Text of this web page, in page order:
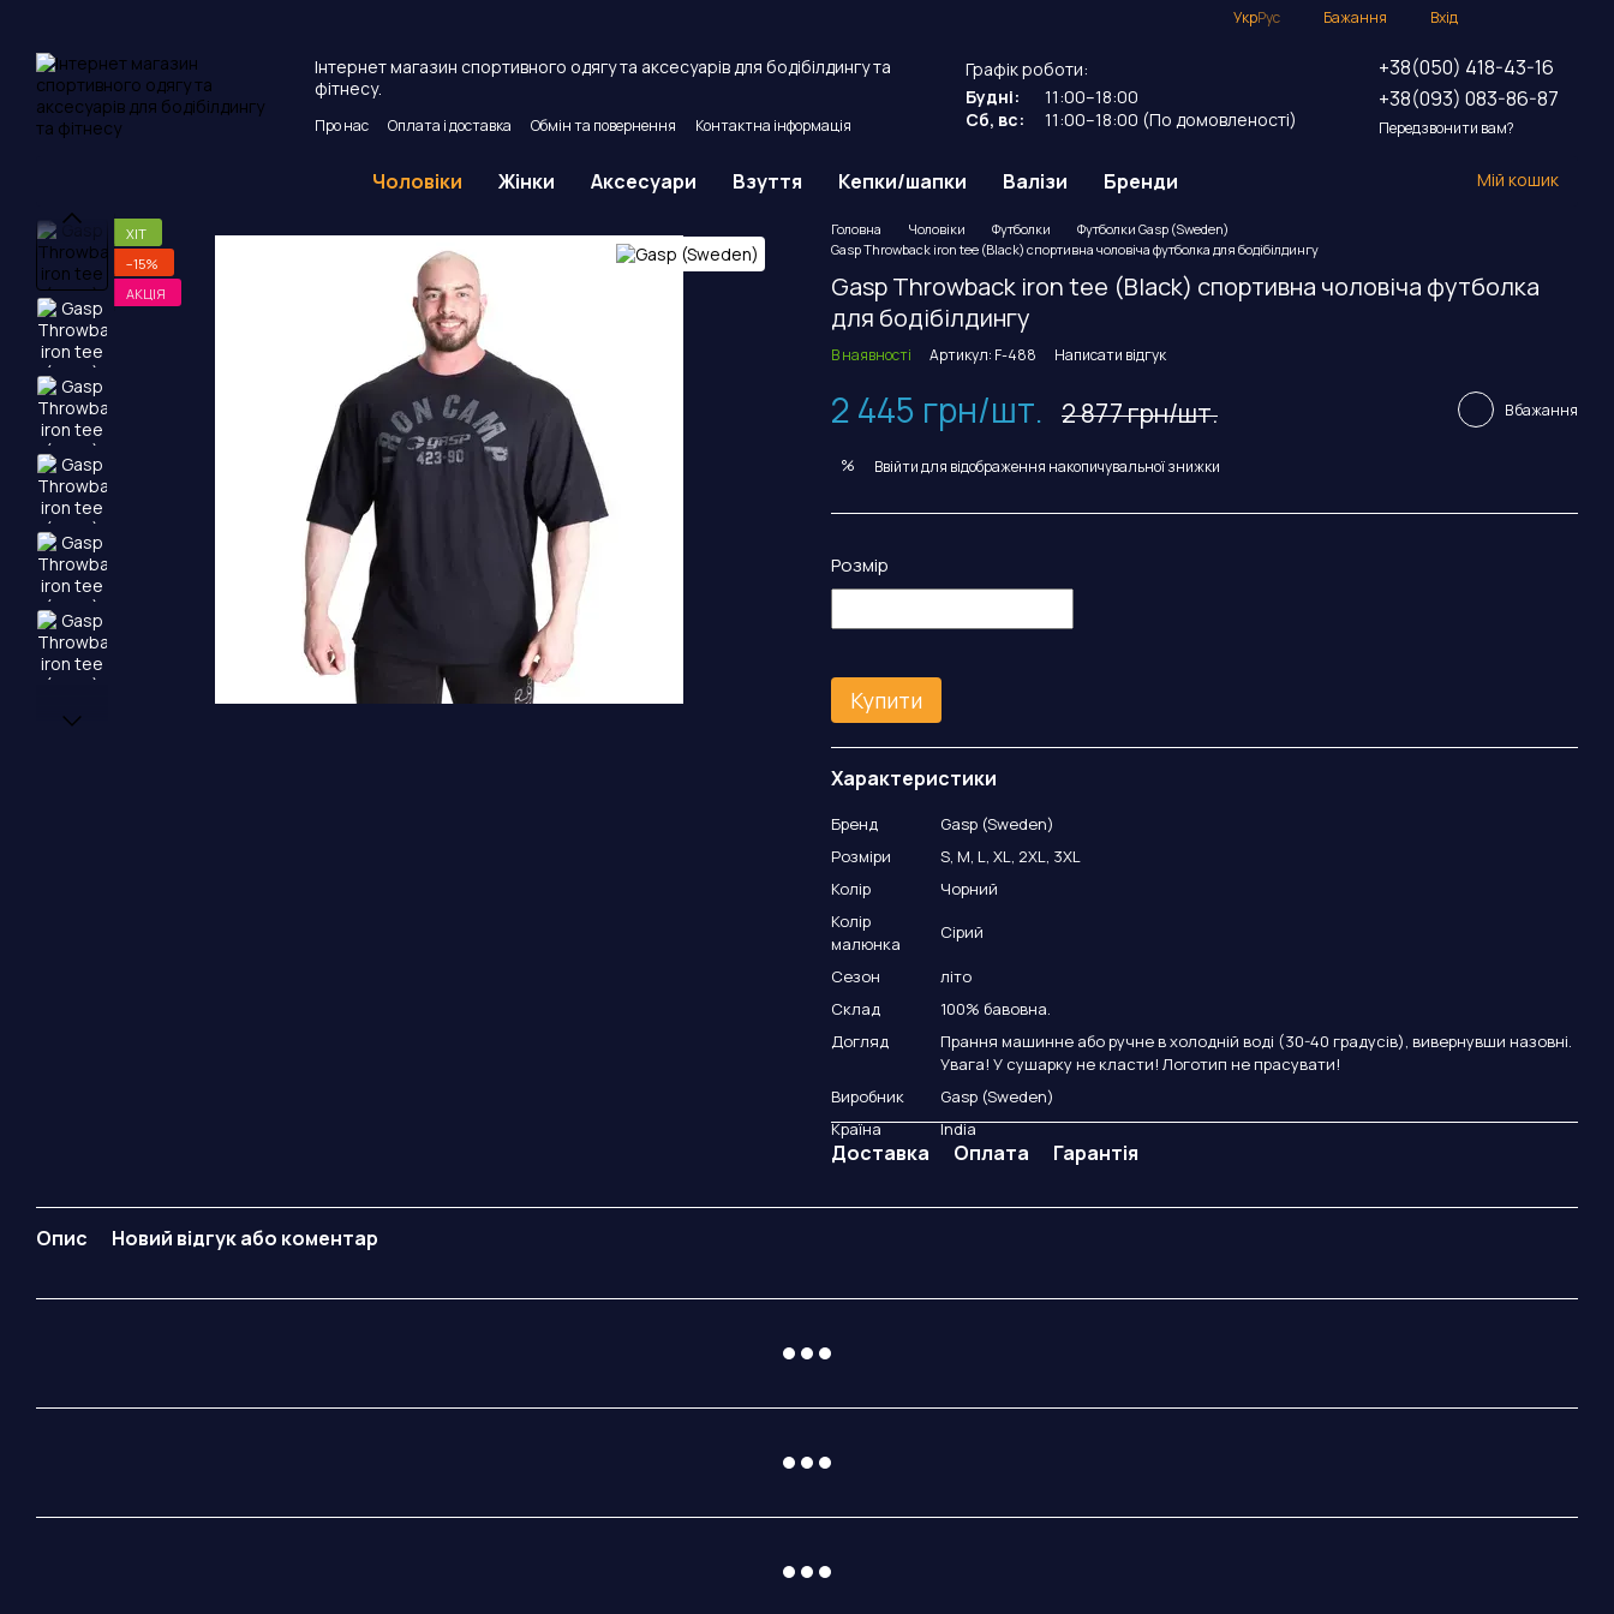
УкрРус Бажання Вхід
Інтернет магазин спортивного одягу та аксесуарів для бодібілдингу та
фітнесу.
Про нас Оплата і доставка Обмін та повернення
Контактна інформація
Графік роботи:
Будні:
11:00–18:00
Сб, вс:
11:00–18:00 (По домовленості)
+38(050) 418-43-16
+38(093) 083-86-87
Передзвонити вам?
Чоловіки Жінки Аксесуари Взуття Кепки/шапки Валізи Бренди Мій кошик
ХІТ
−15%
АКЦІЯ
Головна Чоловіки Футболки
Футболки Gasp (Sweden)
Gasp Throwback iron tee (Black) спортивна чоловіча футболка для бодібілдингу
Gasp Throwback iron tee (Black) спортивна чоловіча футболка
для бодібілдингу
В наявності Артикул: F-488 Написати відгук
2 445 грн/шт. 2 877 грн/шт. В бажання
% Ввійтидля відображення накопичувальної знижки
Розмір
Купити
Характеристики
Бренд
Gasp (Sweden)
Розміри
S, M, L, XL, 2XL, 3XL
Колір
Чорний
Колір
малюнка
Сірий
Сезон
літо
Склад
100% бавовна.
Догляд
Прання машинне або ручне в холодній воді (30-40 градусів), вивернувши назовні.
Увага! У сушарку не класти! Логотип не прасувати!
Виробник
Gasp (Sweden)
Країна
India
Доставка Оплата Гарантія
Опис Новий відгук або коментар